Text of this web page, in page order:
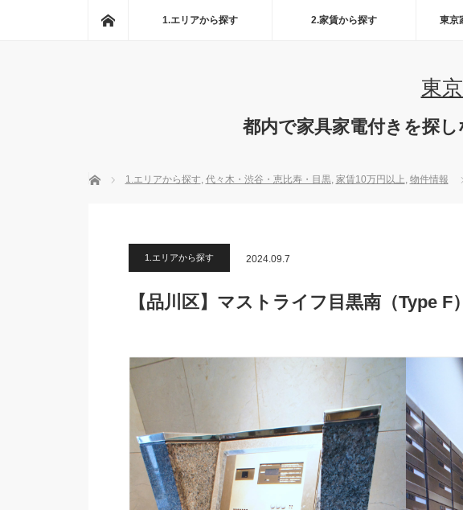
ホーム1.エリアから探す 2.家賃から探す 東京
東
都内で家具家電付きを探
ホーム 1.エリアから探す, 代々木・渋谷・恵比寿・目黒, 家賃10万円以上, 物件情報
1.エリアから探す 2024.09.7
【品川区】マストライフ目黒南（Type